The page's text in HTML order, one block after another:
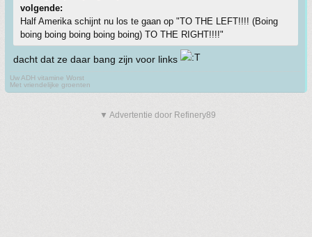
volgende:
Half Amerika schijnt nu los te gaan op "TO THE LEFT!!!! (Boing
boing boing boing boing boing) TO THE RIGHT!!!!"
dacht dat ze daar bang zijn voor links
Uw ADH vitamine Worst
Met vriendelijke groenten
▼ Advertentie door Refinery89